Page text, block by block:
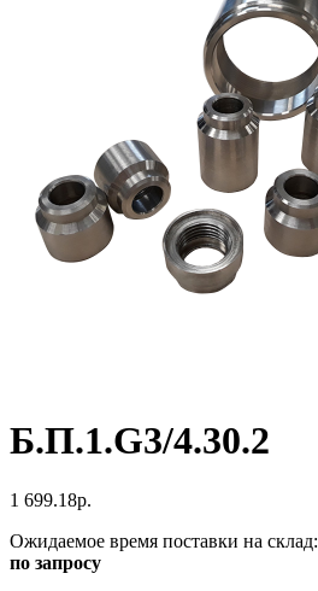
Б.П.1.G3/4.30.2
1 699.18р.
Ожидаемое время поставки на склад:
по запросу